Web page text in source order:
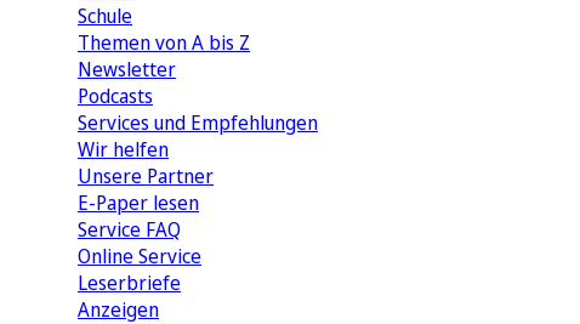
Schule
Themen von A bis Z
Newsletter
Podcasts
Services und Empfehlungen
Wir helfen
Unsere Partner
E-Paper lesen
Service FAQ
Online Service
Leserbriefe
Anzeigen